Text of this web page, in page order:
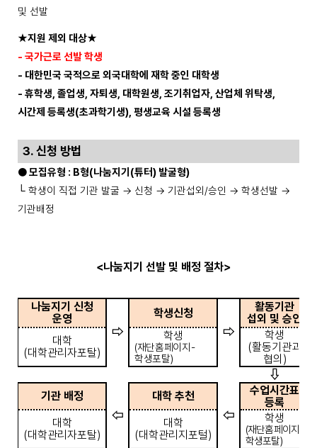
및 선발
★지원 제외 대상★
- 국가근로 선발 학생
- 대한민국 국적으로 외국대학에 재학 중인 대학생
- 휴학생, 졸업생, 자퇴생, 대학원생, 조기취업자, 산업체 위탁생,
시간제 등록생(초과학기생), 평생교육 시설 등록생
3. 신청 방법
●모집유형 : B형(나눔지기 (튜터) 발굴형)
└ 학생이 직접 기관 발굴 → 신청 → 기관섭외/승인 → 학생선발 →
기관배정
<나눔지기 선발 및 배정 절차>
나눔지기 신청
운영
⇨
학생신청
⇨
활동기관
섭외 및 승인
대학
(대학관리자포탈)
학생
(재단홈페이지-
학생포탈)
학생
(활동기관과
협의 )
⇩
기관 배정
⇦
대학 추천
⇦
수업시간표
등록
대학
(대학관리자포탈)
대학
(대학관리지포털)
학생
(재단홈페이지
학생포탈)